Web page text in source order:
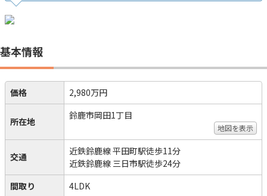
基本情報
価格 2,980万円
所在地
鈴鹿市岡田1丁目
地図を表示
交通
近鉄鈴鹿線 平田町駅徒歩11分
近鉄鈴鹿線 三日市駅徒歩24分
間取り
4LDK